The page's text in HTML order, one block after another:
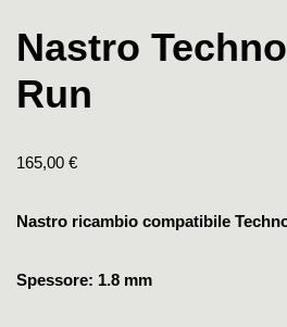
Nastro
Run
165,00 €
Nastro ricambio compatibile
Spessore: 1.8 mm